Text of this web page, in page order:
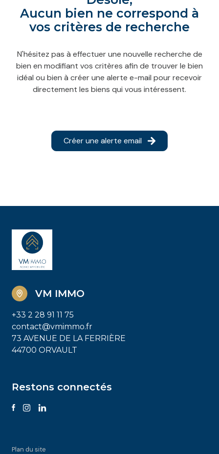
contact
Aucun bien ne correspond à
vos critères de recherche
N'hésitez pas à effectuer une nouvelle recherche de
bien en modifiant vos critères afin de trouver le bien
idéal ou bien à créer une alerte e-mail pour recevoir
directement les biens qui vous intéressent.
Créer une alerte email
VM IMMO
+33 2 28 91 11 75
contact@vmimmo.fr
73 AVENUE DE LA FERRIÈRE
44700 ORVAULT
Restons connectés
Plan du site